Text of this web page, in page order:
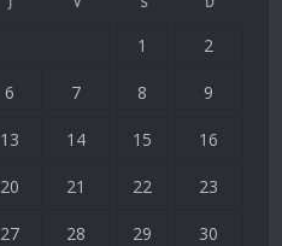
1 2
6 7 8 9
13 14 15 16
20 21 22 23
27 28 29 30